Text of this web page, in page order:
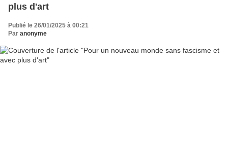
plus d'art
Publié le 26/01/2025 à 00:21
Par anonyme